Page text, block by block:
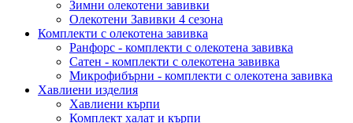
Зимни олекотени завивки
Олекотени Завивки 4 сезона
Комплекти с олекотена завивка
Ранфорс - комплекти с олекотена завивка
Сатен - комплекти с олекотена завивка
Микрофибърни - комплекти с олекотена завивка
Хавлиени изделия
Хавлиени кърпи
Комплект халат и кърпи